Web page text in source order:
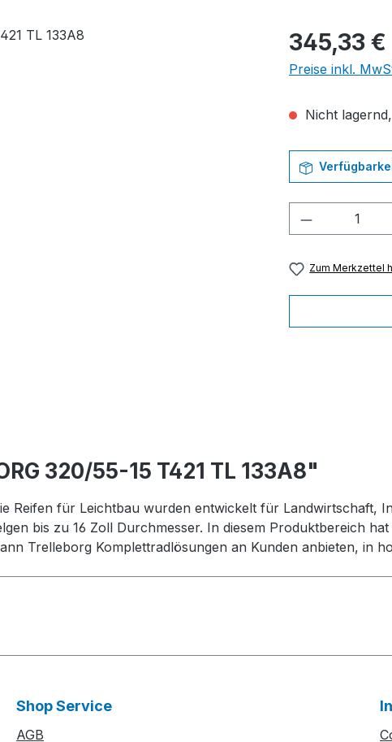
Regulärer Preis:
345,33 €
Preise inkl.
Nicht
Produkt
Zum Merkzettel
320/55-15 T421 TL 133A8"
Reifen für Leichtbau wurden entwickelt für Landwirtschaft,
bis zu 16 Zoll Durchmesser. In diesem Produktbereich
Trelleborg Komplettradlösungen an Kunden anbieten, in
Shop Service
AGB